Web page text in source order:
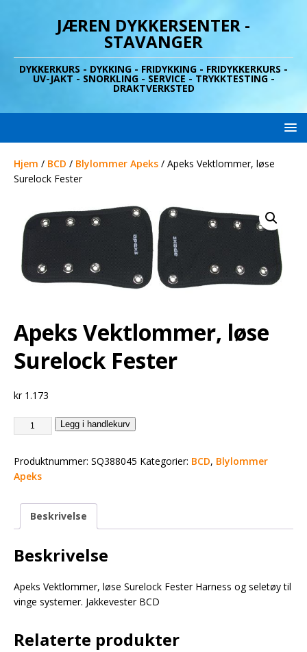
JÆREN DYKKERSENTER -
STAVANGER
DYKKERKURS - DYKKING - FRIDYKKING - FRIDYKKERKURS -
UV-JAKT - SNORKLING - SERVICE - TRYKKTESTING -
DRAKTVERKSTED
Hjem / BCD / Blylommer Apeks / Apeks Vektlommer, løse
Surelock Fester
Apeks Vektlommer, løse
Surelock Fester
kr1.173
Legg i handlekurv
Produktnummer: SQ388045 Kategorier: BCD, Blylommer
Apeks
Beskrivelse
Beskrivelse
Apeks Vektlommer, løse Surelock Fester Harness og seletøy til
vinge systemer. Jakkevester BCD
Relaterte produkter